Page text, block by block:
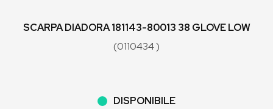
SCARPA DIADORA 181143-80013 38 GLOVE LOW
(0110434 )
DISPONIBILE